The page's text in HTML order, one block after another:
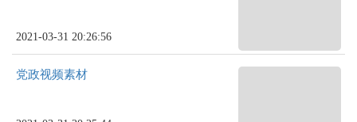
2021-03-31 20:26:56
党政视频素材